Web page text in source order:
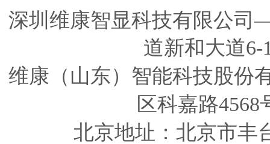
深圳维康智显科技有限公
道新和大道6-
维康（山东）智能科技股
区科嘉路
北京地址：北京市丰